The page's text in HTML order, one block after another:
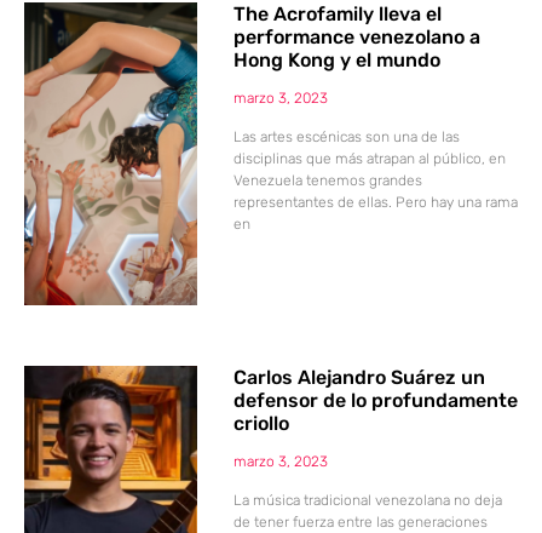
The Acrofamily lleva el
performance venezolano a
Hong Kong y el mundo
marzo 3, 2023
Las artes escénicas son una de las
disciplinas que más atrapan al público, en
Venezuela tenemos grandes
representantes de ellas. Pero hay una rama
en
Carlos Alejandro Suárez un
defensor de lo profundamente
criollo
marzo 3, 2023
La música tradicional venezolana no deja
de tener fuerza entre las generaciones